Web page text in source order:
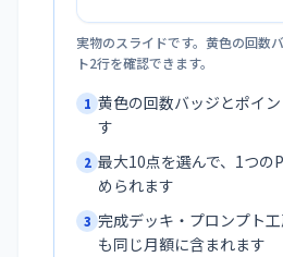
実物のスライドです。黄色の回数
ト2行を確認できます。
1 黄色の回数バッジとポイ
す
2 最大10点を選んで、1つ
められます
3 完成デッキ・プロンプト
も同じ月額に含まれます